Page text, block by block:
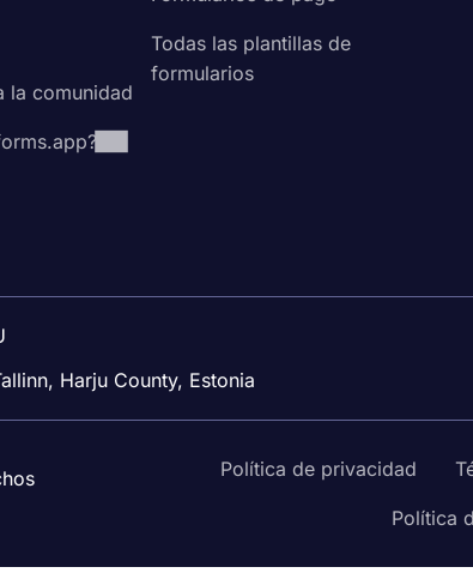
la comunidad
Todas las plantillas de
formularios
Harju County, Estonia
Política de privacidad
Política